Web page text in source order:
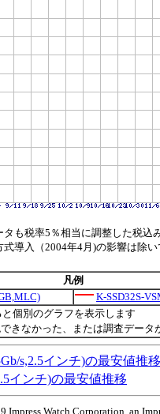
も税率5％相当に調整した税込
導入（2004年4月)の影響は除い
凡例
K-SSD32S-
個別のグラフを表示します
きなかった、または調査データ
s,2.5インチ)の最安値推移
インチ)の最安値推移
Impress Watch Corporation, an